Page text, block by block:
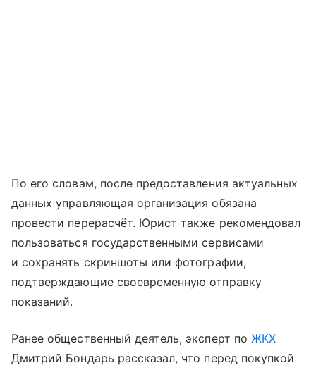
По его словам, после предоставления актуальных
данных управляющая организация обязана
провести перерасчёт. Юрист также рекомендовал
пользоваться государственными сервисами
и сохранять скриншоты или фотографии,
подтверждающие своевременную отправку
показаний.
Ранее общественный деятель, эксперт по ЖКХ
Дмитрий Бондарь рассказал, что перед покупкой